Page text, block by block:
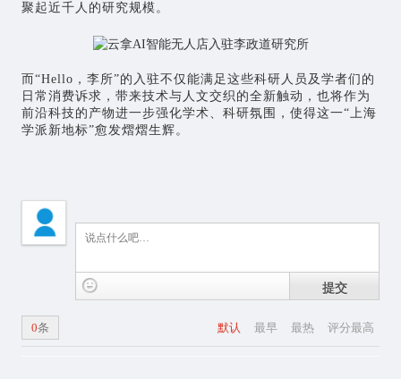
聚起近千人的研究规模。
而“Hello，李所”的入驻不仅能满足这些科研人员及学者们的
日常消费诉求，带来技术与人文交织的全新触动，也将作为
前沿科技的产物进一步强化学术、科研氛围，使得这一“上海
学派新地标”愈发熠熠生辉。
提交
默认 最早 最热 评分最高
0条